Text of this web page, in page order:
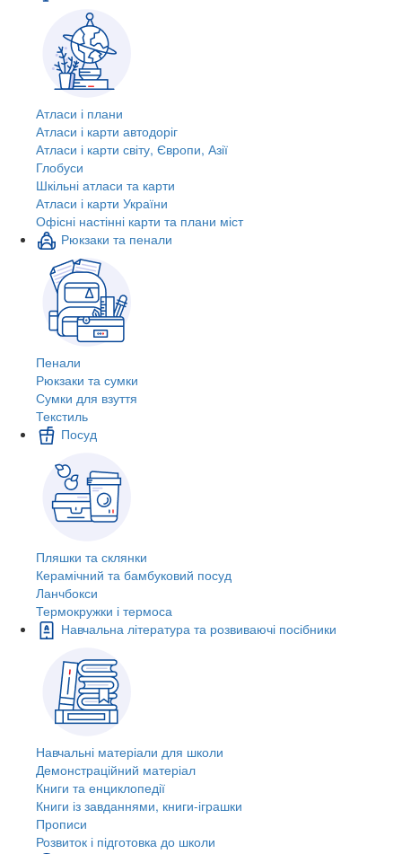
Атласи і плани
Атласи і карти автодоріг
Атласи і карти світу, Європи, Азії
Глобуси
Шкільні атласи та карти
Атласи і карти України
Офісні настінні карти та плани міст
Рюкзаки та пенали
Пенали
Рюкзаки та сумки
Сумки для взуття
Текстиль
Посуд
Пляшки та склянки
Керамічний та бамбуковий посуд
Ланчбокси
Термокружки і термоса
Навчальна література та розвиваючі посібники
Навчальні матеріали для школи
Демонстраційний матеріал
Книги та енциклопедії
Книги із завданнями, книги-іграшки
Прописи
Розвиток і підготовка до школи